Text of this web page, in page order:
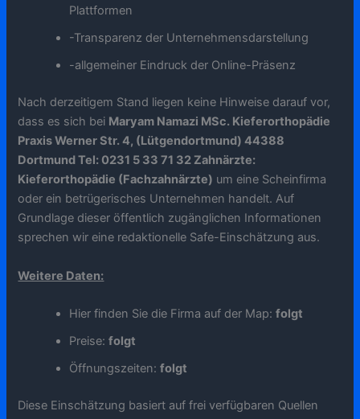
Plattformen
-Transparenz der Unternehmensdarstellung
-allgemeiner Eindruck der Online-Präsenz
Nach derzeitigem Stand liegen keine Hinweise darauf vor,
dass es sich bei Maryam Namazi MSc. Kieferorthopädie
Praxis Werner Str. 4, (Lütgendortmund) 44388
Dortmund Tel: 0231 5 33 71 32 Zahnärzte:
Kieferorthopädie (Fachzahnärzte) um eine Scheinfirma
oder ein betrügerisches Unternehmen handelt. Auf
Grundlage dieser öffentlich zugänglichen Informationen
sprechen wir eine redaktionelle Safe-Einschätzung aus.
Weitere Daten:
Hier finden Sie die Firma auf der Map:folgt
Preise:folgt
Öffnungszeiten:folgt
Diese Einschätzung basiert auf frei verfügbaren Quellen